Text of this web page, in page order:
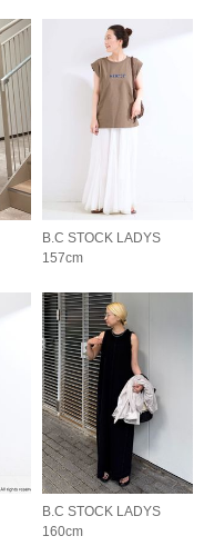
B.C STOCK LADYS
157cm
B.C STOCK LADYS
160cm